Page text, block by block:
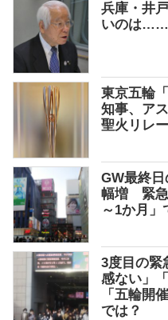
兵庫・井
いのは……
東京五輪
知事、ア
聖火リレ
GW最終
幅増 緊急
～1か月」
3度目の緊
感ない」
「五輪開
では？